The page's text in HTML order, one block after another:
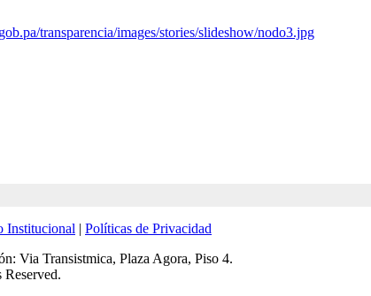
transparencia/images/stories/slideshow/nodo3.jpg
Institucional | Políticas de Privacidad
Via Transistmica, Plaza Agora, Piso 4.